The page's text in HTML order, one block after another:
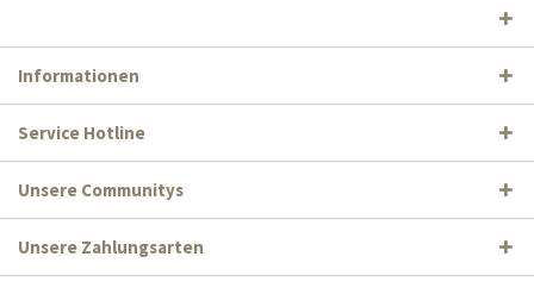
Informationen
Service Hotline
Unsere Communitys
Unsere Zahlungsarten